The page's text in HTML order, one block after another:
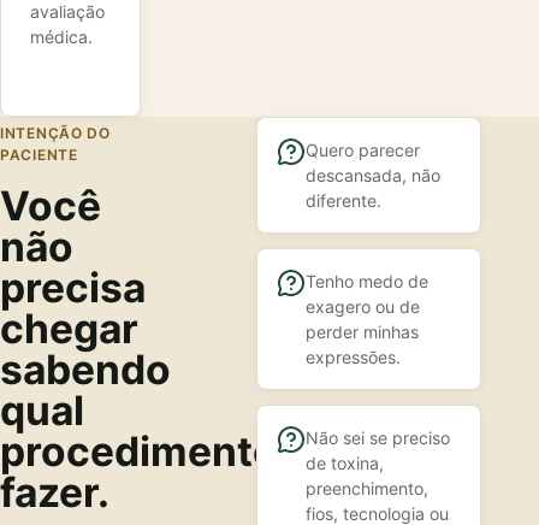
avaliação
médica.
INTENÇÃO DO
PACIENTE
Você
não
precisa
chegar
sabendo
qual
procedimento
fazer.
Quero parecer
descansada, não
diferente.
Tenho medo de
exagero ou de
perder minhas
expressões.
Não sei se preciso
de toxina,
preenchimento,
fios, tecnologia ou